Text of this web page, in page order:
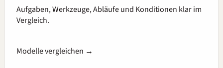
Aufgaben, Werkzeuge, Abläufe und Konditionen klar im
Vergleich.
Modelle vergleichen →